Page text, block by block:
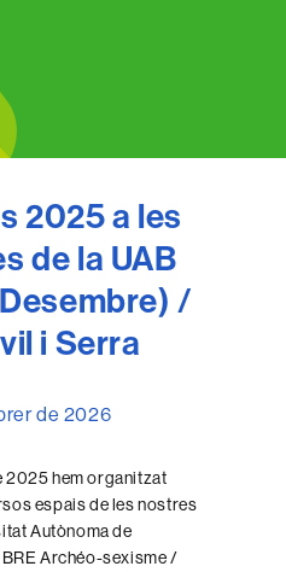
2025 a les
de la UAB
/
i Serra
de 2026
2025 hem organitzat
espais de les nostres
Autònoma de
Archéo-sexisme /